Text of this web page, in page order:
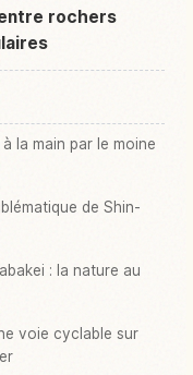
↗
rochers
la main par le moine
de Shin-
: la nature au
voie cyclable sur